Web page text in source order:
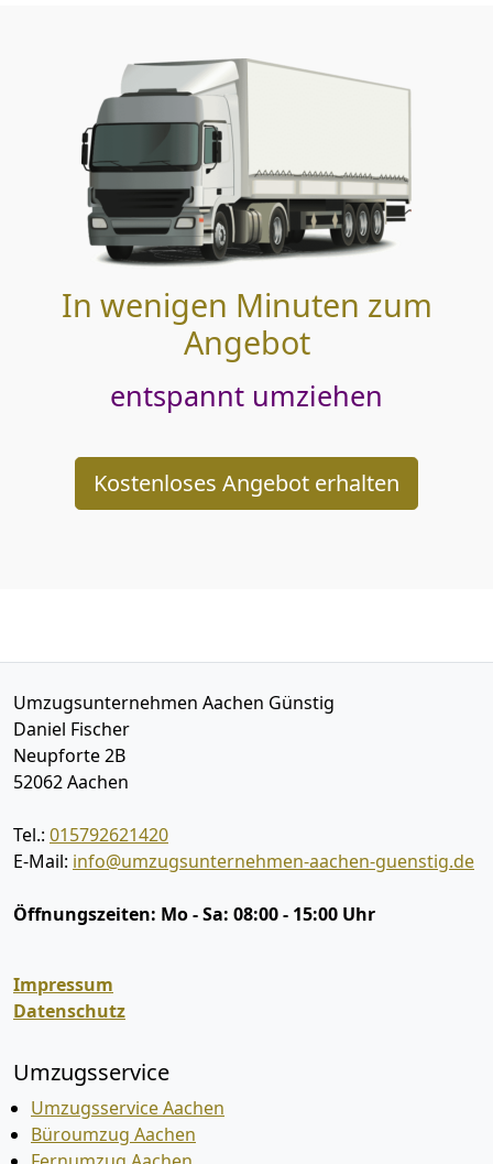
In wenigen Minuten zum
Angebot
entspannt umziehen
Kostenloses Angebot erhalten
Umzugsunternehmen Aachen Günstig
Daniel Fischer
Neupforte 2B
52062Aachen
Tel.: 015792621420
E-Mail: info@umzugsunternehmen-aachen-guenstig.de
Öffnungszeiten: Mo - Sa: 08:00 - 15:00 Uhr
Impressum
Datenschutz
Umzugsservice
Umzugsservice Aachen
Büroumzug Aachen